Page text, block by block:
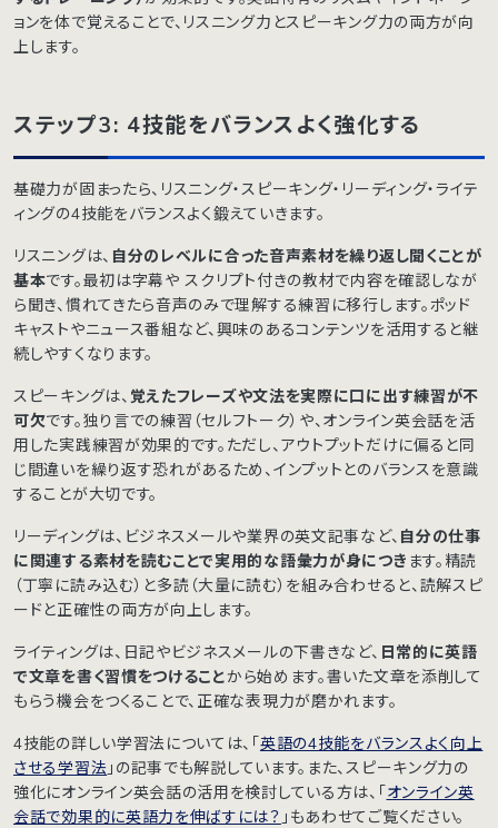
ョンを体で覚えることで、リスニング力とスピーキング力の両方が向
上します。
ステップ3: 4技能をバランスよく強化する
基礎力が固まったら、リスニング・スピーキング・リーディング・ライテ
ィングの4技能をバランスよく鍛えていきます。
リスニングは、 自分のレベルに合った音声素材を繰り返し聞くことが
基本です。最初は字幕や スクリプト付きの教材で内容を確認しなが
ら聞き、慣れてきたら音声のみで理解する練習に移行します。ポッド
キャストやニュース番組など、興味のあるコンテンツを活用すると継
続しやすくなります。
スピーキングは、 覚えたフレーズや文法を実際に口に出す練習が不
可欠です。独り言での練習（セルフトーク）や、オンライン英会話を活
用した実践練習が効果的です。ただし、アウトプットだけに偏ると同
じ間違いを繰り返す恐れがあるため、インプットとのバランスを意識
することが大切です。
リーディングは、ビジネスメールや業界の英文記事など、 自分の仕事
に関連する素材を読むことで実用的な語彙力が身につき ます。精読
（丁寧に読み込む）と多読（大量に読む）を組み合わせると、読解スピ
ードと正確性の両方が向上します。
ライティングは、日記やビジネスメールの下書きなど、 日常的に英語
で文章を書く習慣をつけることから始めます。書いた文章を添削して
もらう機会をつくることで、正確な表現力が磨かれます。
4技能の詳しい学習法については、「英語の4技能をバランスよく向上
させる学習法 」の記事でも解説しています。また、スピーキング力の
強化にオンライン英会話の活用を検討している方は、「オンライン英
会話で効果的に英語力を伸ばすには？ 」もあわせてご覧ください。